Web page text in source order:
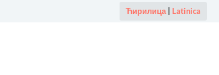
Ћирилица| Latinica